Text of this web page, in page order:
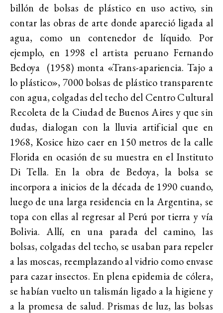
billón de bolsas de plástico en uso activo, sin
contar las obras de arte donde apareció ligada al
agua, como un contenedor de líquido. Por
ejemplo, en 1998 el artista peruano Fernando
Bedoya (1958) monta «Trans-apariencia. Tajo a
lo plástico», 7000 bolsas de plástico transparente
con agua, colgadas del techo del Centro Cultural
Recoleta de la Ciudad de Buenos Aires y que sin
dudas, dialogan con la lluvia artificial que en
1968, Kosice hizo caer en 150 metros de la calle
Florida en ocasión de su muestra en el Instituto
Di Tella. En la obra de Bedoya, la bolsa se
incorpora a inicios de la década de 1990 cuando,
luego de una larga residencia en la Argentina, se
topa con ellas al regresar al Perú por tierra y vía
Bolivia. Allí, en una parada del camino, las
bolsas, colgadas del techo, se usaban para repeler
a las moscas, reemplazando al vidrio como envase
para cazar insectos. En plena epidemia de cólera,
se habían vuelto un talismán ligado a la higiene y
a la promesa de salud. Prismas de luz, las bolsas